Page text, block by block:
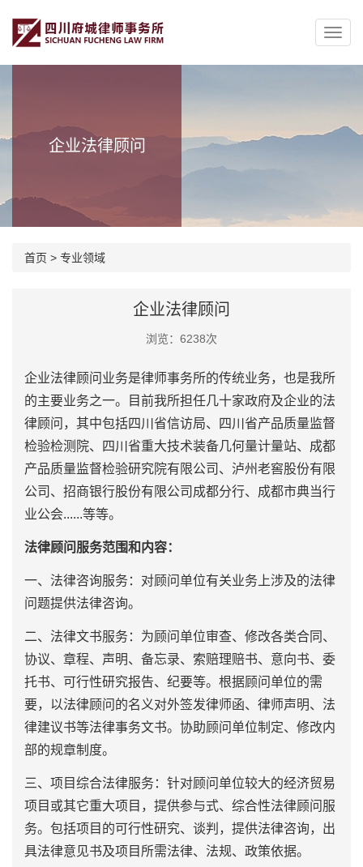
企业法律顾问
首页 > 专业领域
企业法律顾问
浏览：6238次
企业法律顾问业务是律师事务所的传统业务，也是我所
的主要业务之一。目前我所担任几十家政府及企业的法
律顾问，其中包括四川省信访局、四川省产品质量监督
检验检测院、四川省重大技术装备几何量计量站、成都
产品质量监督检验研究院有限公司、泸州老窖股份有限
公司、招商银行股份有限公司成都分行、成都市典当行
业公会......等等。
法律顾问服务范围和内容：
一、法律咨询服务：对顾问单位有关业务上涉及的法律
问题提供法律咨询。
二、法律文书服务：为顾问单位审查、修改各类合同、
协议、章程、声明、备忘录、索赔理赔书、意向书、委
托书、可行性研究报告、纪要等。根据顾问单位的需
要，以法律顾问的名义对外签发律师函、律师声明、法
律建议书等法律事务文书。协助顾问单位制定、修改内
部的规章制度。
三、项目综合法律服务：针对顾问单位较大的经济贸易
项目或其它重大项目，提供参与式、综合性法律顾问服
务。包括项目的可行性研究、谈判，提供法律咨询，出
具法律意见书及项目所需法律、法规、政策依据。